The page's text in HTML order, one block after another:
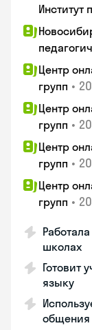
Центр
групп •
Центр
групп •
Центр
групп •
Центр
групп •
школах
Готовит
языку
общения